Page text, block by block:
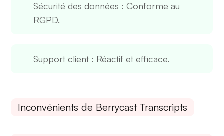
Sécurité des données : Conforme au
RGPD.
Support client : Réactif et efficace.
Inconvénients de Berrycast Transcripts